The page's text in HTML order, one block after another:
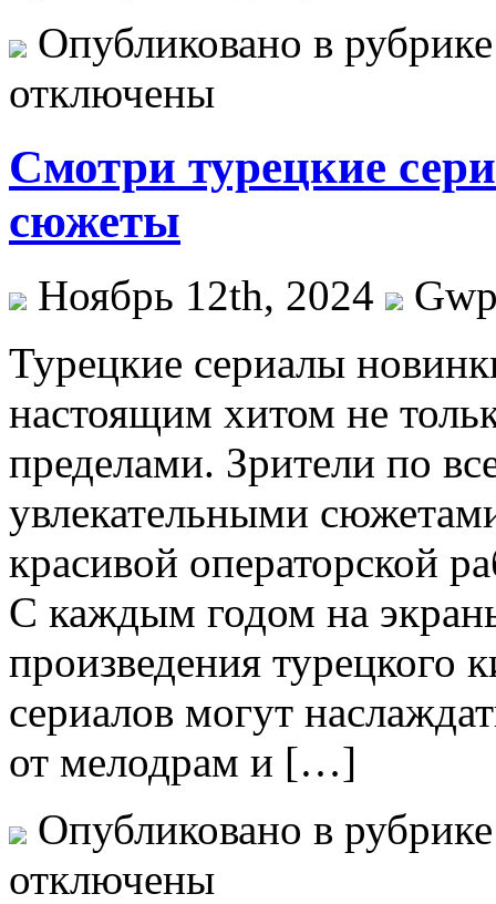
Опубликовано в
отключены
Смотри турецкие
сюжеты
Ноябрь 12th, 2024
Турeцкиe сeриaлы
настоящим хитом не
пределами. Зрители по
увлекательными
красивой операторской
С каждым годом на
произведения турецкого
сериалов могут
от мелодрам и […]
Опубликовано в
отключены